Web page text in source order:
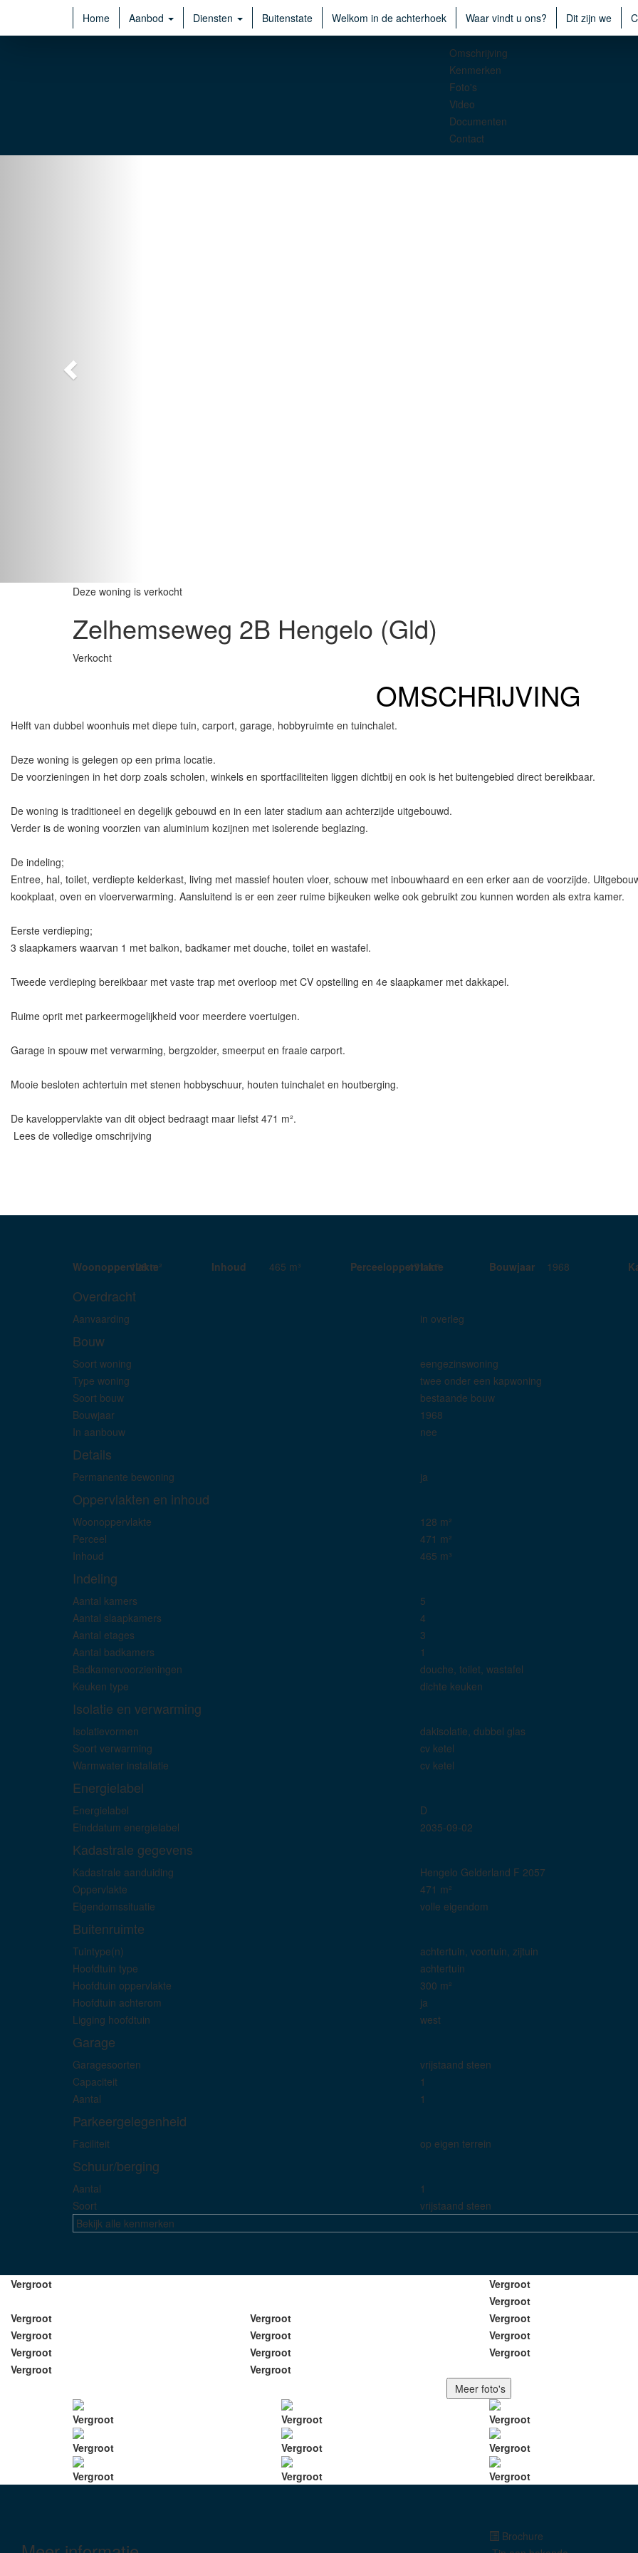
Home Aanbod Diensten Buitenstate Welkom in de achterhoek Waar vindt u ons? Dit zijn we
Omschrijving
Kenmerken
Foto's
Video
Documenten
Contact
Deze woning is verkocht
Zelhemseweg 2B Hengelo (Gld)
Verkocht
OMSCHRIJVING
Helft van dubbel woonhuis met diepe tuin, carport, garage, hobbyruimte en tuinchalet.
Deze woning is gelegen op een prima locatie.
De voorzieningen in het dorp zoals scholen, winkels en sportfaciliteiten liggen dichtbij en ook is het buitengebied direct bereikbaar.
De woning is traditioneel en degelijk gebouwd en in een later stadium aan achterzijde uitgebouwd.
Verder is de woning voorzien van aluminium kozijnen met isolerende beglazing.
De indeling;
Entree, hal, toilet, verdiepte kelderkast, living met massief houten vloer, schouw met inbouwhaard en een erker aan de voorzijde.
kookplaat, oven en vloerverwarming. Aansluitend is er een zeer ruime bijkeuken welke ook gebruikt zou kunnen worden als extra kamer.
Eerste verdieping;
3 slaapkamers waarvan 1 met balkon, badkamer met douche, toilet en wastafel.
Tweede verdieping bereikbaar met vaste trap met overloop met CV opstelling en 4e slaapkamer met dakkapel.
Ruime oprit met parkeermogelijkheid voor meerdere voertuigen.
Garage in spouw met verwarming, bergzolder, smeerput en fraaie carport.
Mooie besloten achtertuin met stenen hobbyschuur, houten tuinchalet en houtberging.
De kaveloppervlakte van dit object bedraagt maar liefst 471 m².
Lees de volledige omschrijving
Woonoppervlakte
128 m² Inhoud 465 m³ Perceeloppervlakte
471 m² Bouwjaar 1968
Overdracht
Aanvaarding in overleg
Bouw
Soort woning
eengezinswoning
Type woning
twee onder een kapwoning
Soort bouw
bestaande bouw
Bouwjaar
1968
In aanbouw
nee
Details
Permanente bewoning ja
Oppervlakten en inhoud
Woonoppervlakte
128 m²
Perceel
471 m²
Inhoud
465 m³
Indeling
Aantal kamers
5
Aantal slaapkamers
4
Aantal etages
3
Aantal badkamers
1
Badkamervoorzieningen
douche, toilet, wastafel
Keuken type
dichte keuken
Isolatie en verwarming
Isolatievormen
dakisolatie, dubbel glas
Soort verwarming
cv ketel
Warmwater installatie
cv ketel
Energielabel
Energielabel
D
Einddatum energielabel
2035-09-02
Kadastrale gegevens
Kadastrale aanduiding
Hengelo Gelderland F 2057
Oppervlakte
471 m²
Eigendomssituatie
volle eigendom
Buitenruimte
Tuintype(n)
achtertuin, voortuin, zijtuin
Hoofdtuin type
achtertuin
Hoofdtuin oppervlakte
300 m²
Hoofdtuin achterom
ja
Ligging hoofdtuin
west
Garage
Garagesoorten
vrijstaand steen
Capaciteit
1
Aantal
1
Parkeergelegenheid
Faciliteit op eigen terrein
Schuur/berging
Aantal
1
Soort
vrijstaand steen
Bekijk alle kenmerken
Vergroot Vergroot
Vergroot
Vergroot
Vergroot Vergroot
Vergroot
Vergroot
Vergroot
Vergroot
Vergroot
Vergroot
Vergroot
Vergroot
Meer foto's
Vergroot Vergroot Vergroot
Vergroot
Vergroot Vergroot
Vergroot
Vergroot Vergroot
Brochure